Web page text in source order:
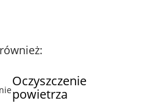
Oczyszczenie
powietrza